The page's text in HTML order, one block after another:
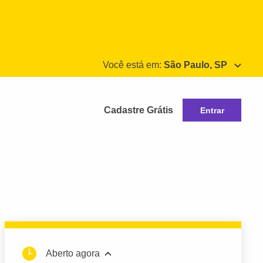
Você está em: São Paulo, SP
Cadastre Grátis Entrar
Aberto agora